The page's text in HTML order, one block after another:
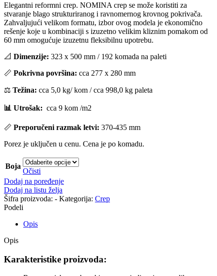
Elegantni reformni crep. NOMINA crep se može koristiti za
stvaranje blago strukturiranog i ravnomernog krovnog pokrivača.
Zahvaljujući velikom formatu, izbor ovog modela je ekonomično
rešenje koje u kombinaciji s izuzetno velikim kliznim pomakom od
60 mm omogućuje izuzetnu fleksibilnu upotrebu.
📐 Dimenzije: 323 x 500 mm / 192 komada na paleti
📏 Pokrivna površina: cca 277 x 280 mm
⚖️ Težina: cca 5,0 kg/ kom / cca 998,0 kg paleta
📊 Utrošak: cca 9 kom /m2
📏 Preporučeni razmak letvi: 370-435 mm
Porez je uključen u cenu. Cena je po komadu.
Boja
Očisti
Dodaj na poređenje
Dodaj na listu želja
Šifra proizvoda: - Kategorija: Crep
Podeli
Opis
Opis
Karakteristike proizvoda: